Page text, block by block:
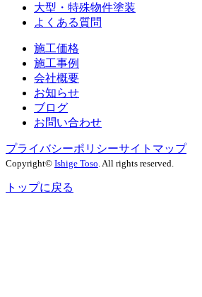
大型・特殊物件塗装
よくある質問
施工価格
施工事例
会社概要
お知らせ
ブログ
お問い合わせ
プライバシーポリシーサイトマップ
Copyright© Ishige Toso . All rights reserved.
トップに戻る